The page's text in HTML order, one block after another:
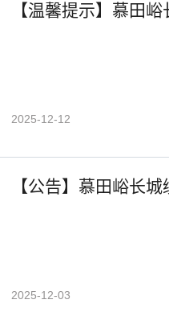
【温馨提示】慕田
2025-12-12
【公告】慕田峪长
2025-12-03